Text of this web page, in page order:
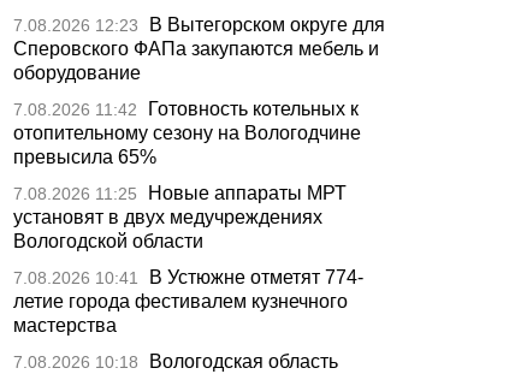
7.08.2026 12:23
В Вытегорском округе для
Сперовского ФАПа закупаются мебель и
оборудование
7.08.2026 11:42
Готовность котельных к
отопительному сезону на Вологодчине
превысила 65%
7.08.2026 11:25
Новые аппараты МРТ
установят в двух медучреждениях
Вологодской области
7.08.2026 10:41
В Устюжне отметят 774-
летие города фестивалем кузнечного
мастерства
7.08.2026 10:18
Вологодская область